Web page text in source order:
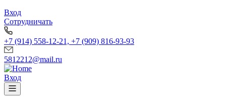
Вход
Сотрудничать
+7 (914) 558-12-21, +7 (909) 816-93-93
5812212@mail.ru
Вход